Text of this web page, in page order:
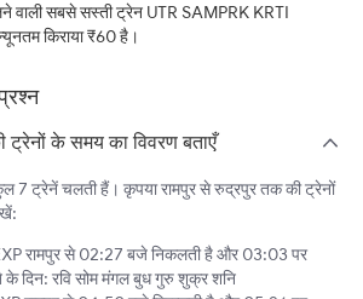
वाली सबसे सस्ती ट्रेन UTR SAMPRK KRTI
किराया ₹60 है।
ट्रेनों के समय का विवरण बताएँ
7 ट्रेनें चलती हैं। कृपया रामपुर से रुद्रपुर तक की ट्रेनों
रामपुर से 02:27 बजे निकलती है और 03:03 पर
दिन: रवि सोम मंगल बुध गुरु शुक्र शनि